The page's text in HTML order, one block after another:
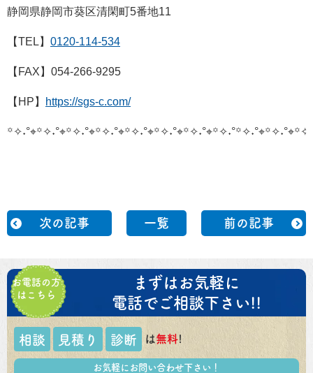
静岡県静岡市葵区清閑町5番地11
【TEL】 0120-114-534
【FAX】054-266-9295
【HP】 https://sgs-c.com/
꙳✧˖°⌖꙳✧˖°⌖꙳✧˖°⌖꙳✧˖°⌖꙳✧˖°⌖꙳✧˖°⌖꙳✧˖°⌖꙳✧˖°
次の記事 一覧 前の記事
お電話の方
はこちら
まずはお気軽に
電話でご相談下さい!!
相談 見積り 診断 は無料!
お気軽にお問い合わせ下さい！